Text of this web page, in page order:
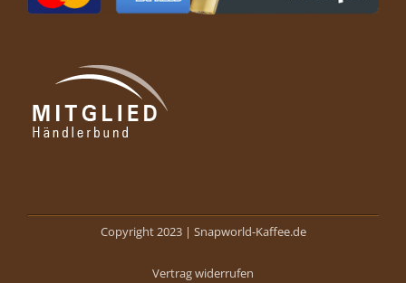
Copyright 2023 | Snapworld-Kaffee.de
Vertrag widerrufen